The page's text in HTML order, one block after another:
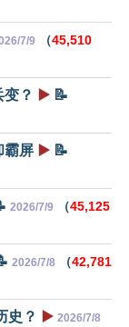
7/9 （45,510
？ ▶️ 📝
霸屏 ▶️ 📝
2026/7/9 （45,125
2026/7/8 （42,781
史？ ▶️ 2026/7/8